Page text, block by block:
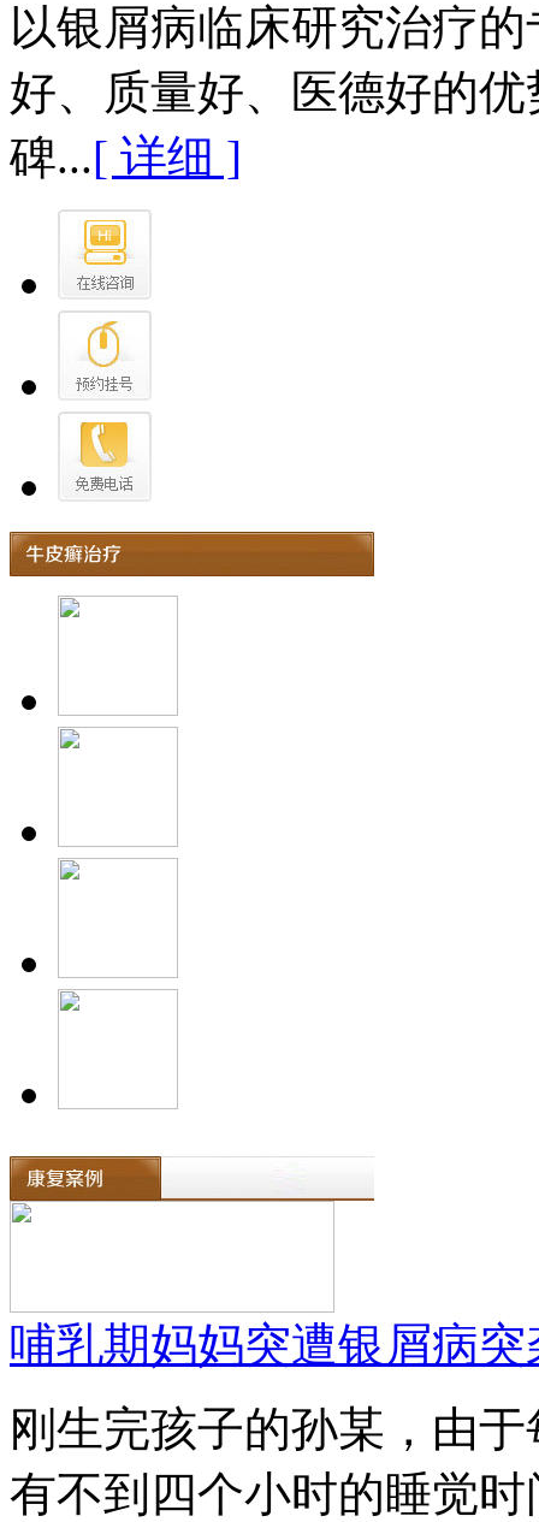
以银屑病临床研究治疗
好、质量好、医德好的
碑...[ 详细 ]
哺乳期妈妈突遭银屑病
刚生完孩子的孙某，由
有不到四个小时的睡觉